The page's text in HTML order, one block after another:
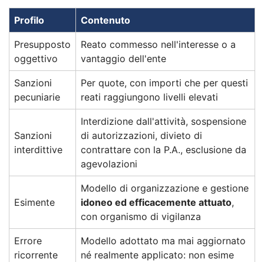
Profilo Contenuto
Presupposto
oggettivo
Reato commesso nell'interesse o a
vantaggio dell'ente
Sanzioni
pecuniarie
Per quote, con importi che per questi
reati raggiungono livelli elevati
Sanzioni
interdittive
Interdizione dall'attività, sospensione
di autorizzazioni, divieto di
contrattare con la P.A., esclusione da
agevolazioni
Esimente
Modello di organizzazione e gestione
idoneo ed efficacemente attuato,
con organismo di vigilanza
Errore
ricorrente
Modello adottato ma mai aggiornato
né realmente applicato: non esime